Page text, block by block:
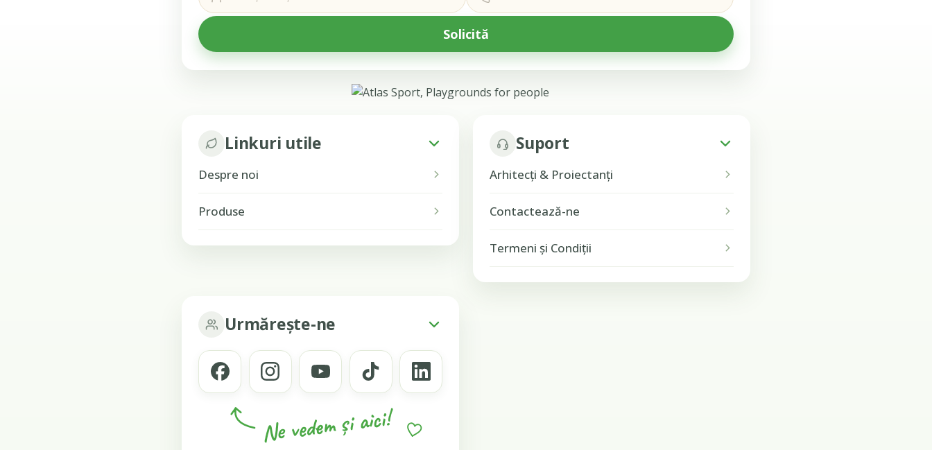
Linkuri utile
Despre noi
Produse
Suport
Arhitecți & Proiectanți
Contactează-ne
Termeni și Condiții
Urmărește-ne
Ne vedem și aici!